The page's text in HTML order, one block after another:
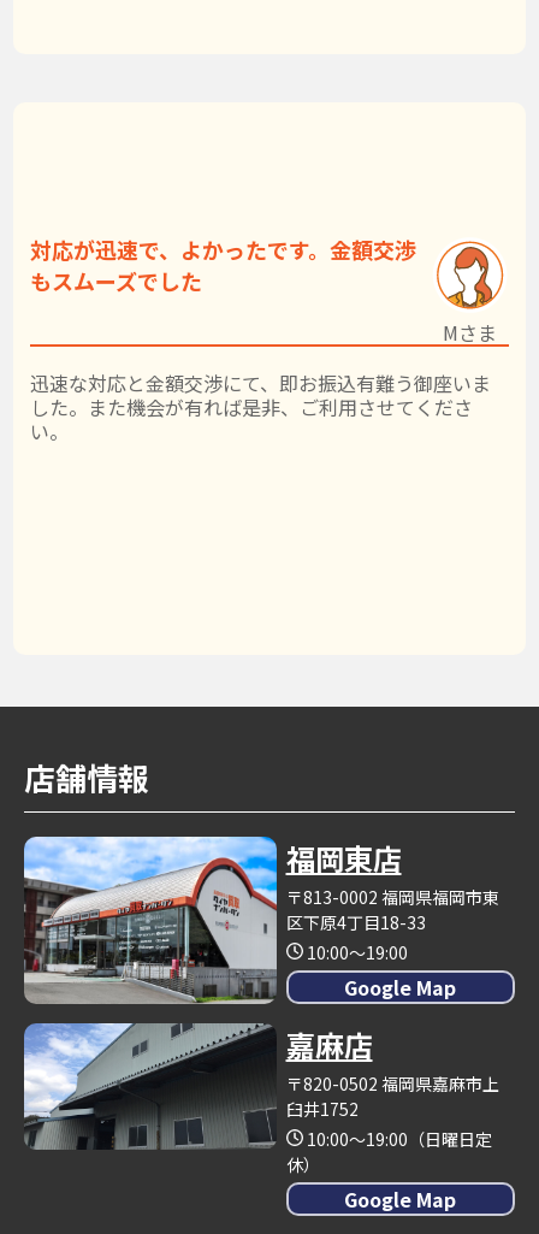
対応が迅速で、よかったです。金額交渉
もスムーズでした
迅速な対応と金額交渉にて、即お振込有難う御座いま
した。また機会が有れば是非、ご利用させてくださ
い。
Mさま
店舗情報
福岡東店
〒813-0002 福岡県福岡市東
区下原4丁目18-33
10:00～19:00
Google Map
嘉麻店
〒820-0502 福岡県嘉麻市上
臼井1752
10:00～19:00（日曜日定
休）
Google Map